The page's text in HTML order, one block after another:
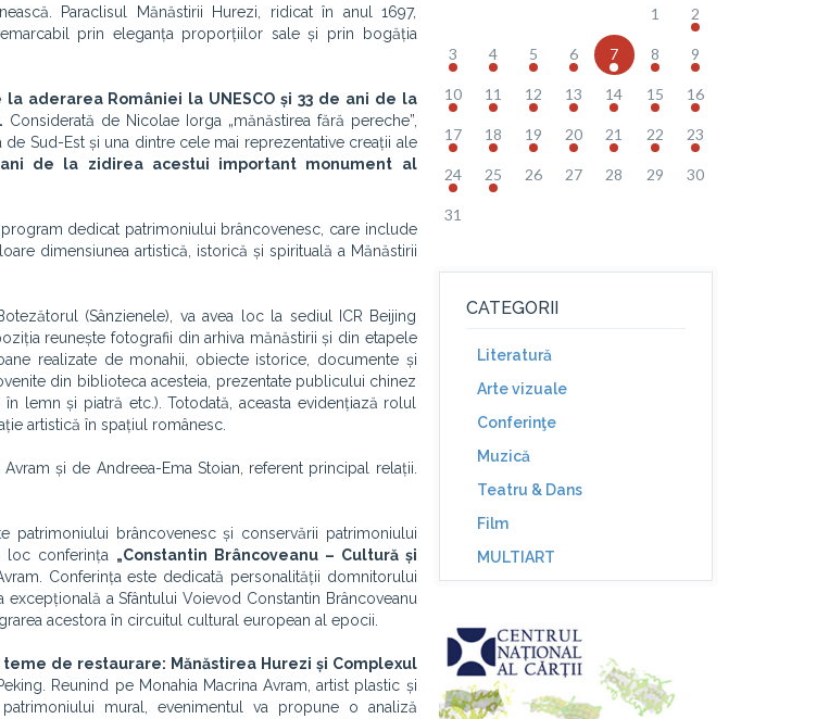
Paraclisul Mănăstirii Hurezi, ridicat în anul 1697,
prin eleganța proporțiilor sale și prin bogăția
aderarea României la UNESCO și 33 de ani de la
Considerată de Nicolae Iorga „mănăstirea fără pereche”,
Sud-Est și una dintre cele mai reprezentative creații ale
de la zidirea acestui important monument al
dedicat patrimoniului brâncovenesc, care include
dimensiunea artistică, istorică și spirituală a Mănăstirii
(Sânzienele), va avea loc la sediul ICR Beijing
reunește fotografii din arhiva mănăstirii și din etapele
realizate de monahii, obiecte istorice, documente și
din biblioteca acesteia, prezentate publicului chinez
lemn și piatră etc.). Totodată, aceasta evidențiază rolul
artistică în spațiul românesc.
și de Andreea-Ema Stoian, referent principal relații.
brâncovenesc și conservării patrimoniului
loc conferința „Constantin Brâncoveanu – Cultură și
Conferința este dedicată personalității domnitorului
a Sfântului Voievod Constantin Brâncoveanu
acestora în circuitul cultural european al epocii.
teme de restaurare: Mănăstirea Hurezi și Complexul
Reunind pe Monahia Macrina Avram, artist plastic și
mural, evenimentul va propune o analiză
1 2
3 4 5 6 7 8 9
10 11 12 13 14 15 16
17 18 19 20 21 22 23
24 25 26 27 28 29 30
31
CATEGORII
Literatură
Arte vizuale
Conferinţe
Muzică
Teatru & Dans
Film
MULTIART